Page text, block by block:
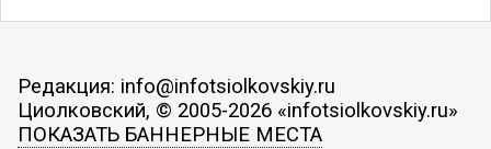
Редакция: info@infotsiolkovskiy.ru
Циолковский, © 2005-2026 «infotsiolkovskiy.ru»
ПОКАЗАТЬ БАННЕРНЫЕ МЕСТА